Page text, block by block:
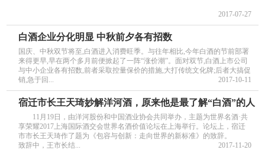
2017-07-27
白酒企业分化明显 中秋前夕各有招数
国庆、中秋双节将至,白酒进入消费旺季。与往年相比,今年白酒的节前部署
来得更早,早在两个多月前便掀起了一阵“涨价潮”。面对双节,白酒上市公司
与中小企业各有招数,前者采取控量保价的措施,大打传统文化牌;后者大搞促
销,急于回...
2017-10-11
宿迁市长王天琦妙解洋河酒，原来他是最了解“白酒”的人
11月19日，由洋河股份和中国酒业协会共同举办，主题为世界名酒·共
享荣耀2017上海国际酒交会世界名酒价值论坛在上海举行。论坛上，宿迁
市市长王天琦作了题为《包容与创新：走向世界的新标准》的致辞。
致辞中，王市长结...
2017-11-20